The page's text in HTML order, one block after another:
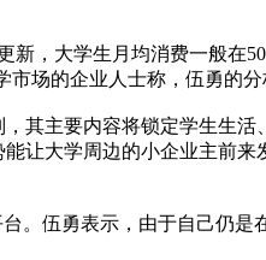
，大学生月均消费一般在
场的企业人士称，伍勇的分
主要内容将锁定学生生
让大学周边的小企业主前
。伍勇表示，由于自己仍